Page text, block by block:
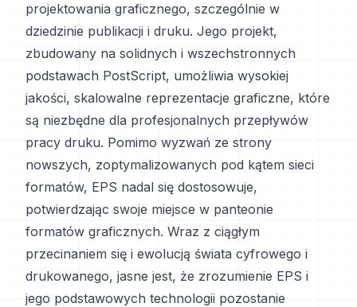
projektowania graficznego, szczególnie w
dziedzinie publikacji i druku. Jego projekt,
zbudowany na solidnych i wszechstronnych
podstawach PostScript, umożliwia wysokiej
jakości, skalowalne reprezentacje graficzne, które
są niezbędne dla profesjonalnych przepływów
pracy druku. Pomimo wyzwań ze strony
nowszych, zoptymalizowanych pod kątem sieci
formatów, EPS nadal się dostosowuje,
potwierdzając swoje miejsce w panteonie
formatów graficznych. Wraz z ciągłym
przecinaniem się i ewolucją świata cyfrowego i
drukowanego, jasne jest, że zrozumienie EPS i
jego podstawowych technologii pozostanie